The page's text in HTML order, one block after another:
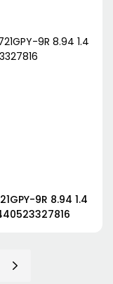
9R 8.94 1.4